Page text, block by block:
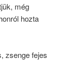
még
hozta
zsenge fejes